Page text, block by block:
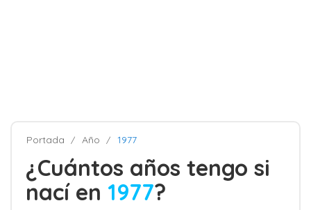
Portada Año 1977
¿Cuántos años tengo si
nací en 1977?